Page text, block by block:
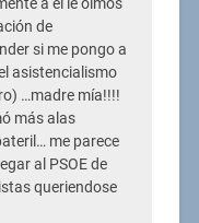
a el le oimos
de
si me pongo a
asistencialismo
…madre mía!!!!
más alas
me parece
al PSOE de
queriendose